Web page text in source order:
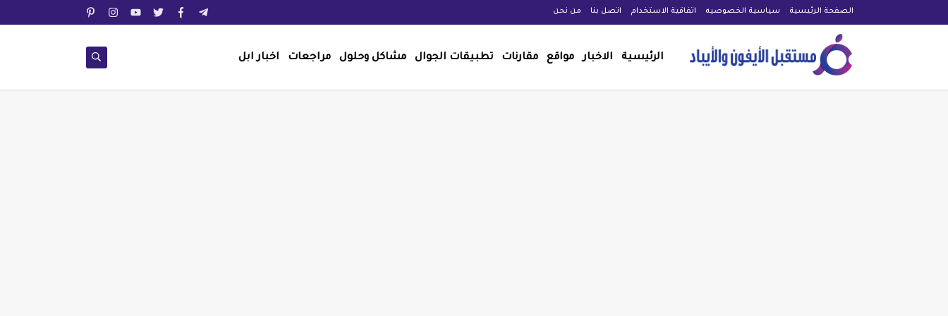
الصفحة الرئيسية سياسية الخصوصيه اتفاقية الاستخدام اتصل بنا من نحن
الرئيسية الاخبار مواقع مقارنات تطبيقات الجوال مشاكل وحلول مراجعات اخبار ابل